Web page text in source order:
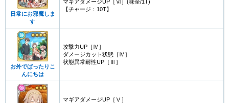
日常にお邪魔しま
す
マギアダメージUP［Ⅵ］(味全/1T)
【チャージ：10T】
お外でばったりこ
んにちは
攻撃力UP［Ⅳ］
ダメージカット状態［Ⅳ］
状態異常耐性UP［Ⅲ］
マギアダメージUP［Ⅴ］